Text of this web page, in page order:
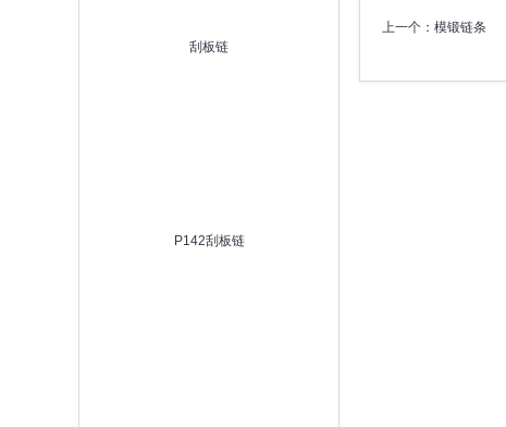
刮板链
P142刮板链
上一个： 模锻链条